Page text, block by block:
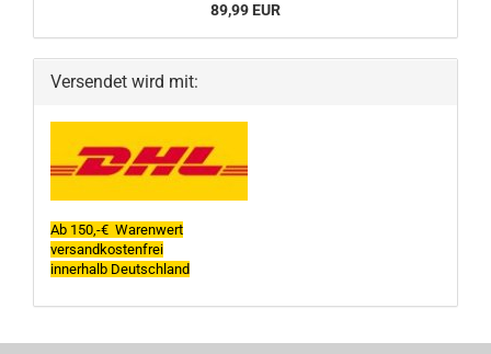
89,99 EUR
Versendet wird mit:
Ab 150,-€ Warenwert
versandkostenfrei
innerhalb Deutschland